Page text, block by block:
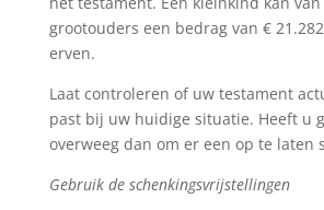
grootouders een bedrag van €
erven.
Laat controleren of uw testament
past bij uw huidige situatie. Heeft u
overweeg dan om er een op te laten
Gebruik de schenkingsvrijstellingen